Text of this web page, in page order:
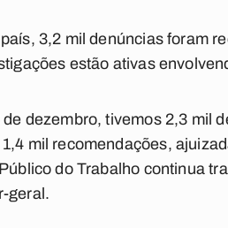
3,2 mil denúncias foram
estão ativas
de dezembro, tivemos 2,3 mil
mil recomendações,
do Trabalho continua
geral.